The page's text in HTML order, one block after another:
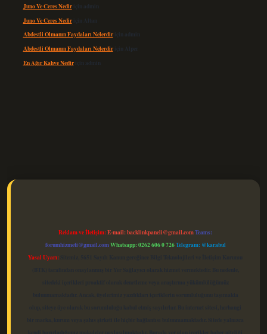
Juno Ve Ceres Nediriçin admin
Juno Ve Ceres Nediriçin Altan
Abdestli Olmanın Faydaları Nelerdiriçin admin
Abdestli Olmanın Faydaları Nelerdiriçin Alper
En Ağır Kahve Nediriçin admin
Reklam ve İletişim:E-mail:backlinkpaneli@gmail.comTeams:
forumhizmeti@gmail.comWhatsapp: 0262 606 0 726Telegram: @karabul
Yasal Uyarı: